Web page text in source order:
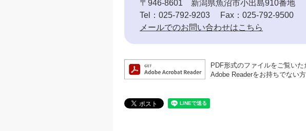
〒946-8601
新潟県魚沼市小出島910番地
Tel：025-792-9203
Fax：025-792-9500
メールでのお問い合わせはこちら
PDF形式のファイルをご覧い
Adobe Readerをお持ちでない